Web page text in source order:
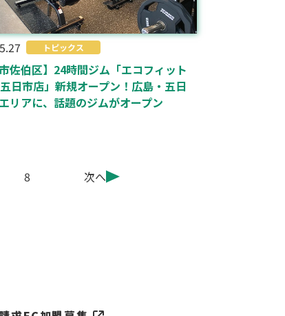
トピックス
市佐伯区】24時間ジム「エコフィット
日市店」新規オープン！広島・五日
リアに、話題のジムがオープン
8 次へ